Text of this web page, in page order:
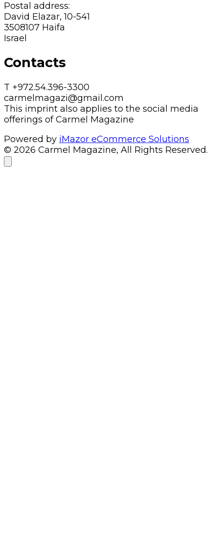
Postal address:
David Elazar, 10-541
3508107 Haifa
Israel
Contacts
T +972.54.396-3300
carmelmagazi@gmail.com
This imprint also applies to the social media
offerings of Carmel Magazine
Powered by iMazor eCommerce Solutions
© 2026 Carmel Magazine, All Rights Reserved.